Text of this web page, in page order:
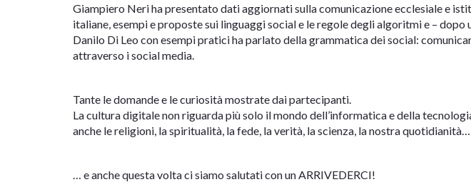
Giampiero Neri ha presentato dati aggiornati sulla comunicazione ecclesiale e
italiane, esempi e proposte sui linguaggi social e le regole degli algoritmi e – dopo
Danilo Di Leo con esempi pratici ha parlato della grammatica dei social:
attraverso i social media.
Tante le domande e le curiosità mostrate dai partecipanti.
La cultura digitale non riguarda più solo il mondo dell’informatica e della
anche le religioni, la spiritualità, la fede, la verità, la scienza, la nostra quotidianità…
… e anche questa volta ci siamo salutati con un ARRIVEDERCI!